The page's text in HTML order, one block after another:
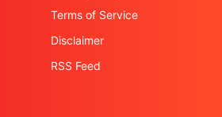
Terms of Service
Disclaimer
RSS Feed